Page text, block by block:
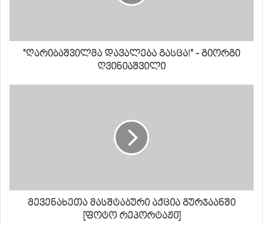
"ღარიბაშვილმა დავალება გასცა!" - გიორგი
ღვინიაშვილი
მევენახეთა მასშტაბური აქცია გურჯაანში
[ფოტო რეპორტაჟი]